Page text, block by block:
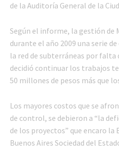
de la Auditoría General de la
Según el informe, la gestión de
durante el año 2009 una serie
la red de subterráneas por falta
decidió continuar los trabajos
50 millones de pesos más que
Los mayores costos que se
de control, se debieron a “la
de los proyectos” que encaro la
Buenos Aires Sociedad del